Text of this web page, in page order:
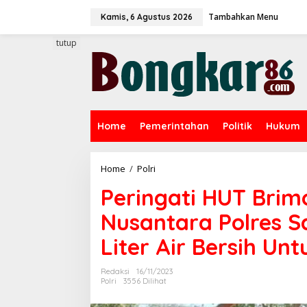
Kamis, 6 Agustus 2026 Tambahkan Menu
Home Pemerintahan Politik Hukum
tutup
Home / Polri
r
i
n
g
a
t
i
H
T
Peringati HUT
Nusantara Polres
Liter Air Bersih
Redaksi
16/11/2023
Polri
3556 Dilihat